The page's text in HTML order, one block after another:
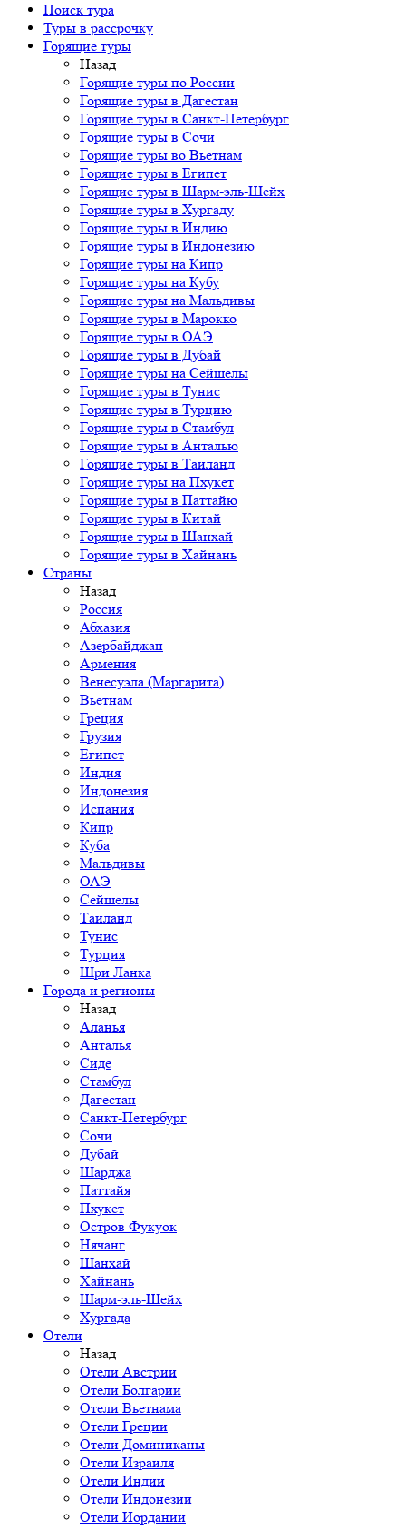
Поиск тура
Туры в рассрочку
Горящие туры
Назад
Горящие туры по России
Горящие туры в Дагестан
Горящие туры в Санкт-Петербург
Горящие туры в Сочи
Горящие туры во Вьетнам
Горящие туры в Египет
Горящие туры в Шарм-эль-Шейх
Горящие туры в Хургаду
Горящие туры в Индию
Горящие туры в Индонезию
Горящие туры на Кипр
Горящие туры на Кубу
Горящие туры на Мальдивы
Горящие туры в Марокко
Горящие туры в ОАЭ
Горящие туры в Дубай
Горящие туры на Сейшелы
Горящие туры в Тунис
Горящие туры в Турцию
Горящие туры в Стамбул
Горящие туры в Анталью
Горящие туры в Таиланд
Горящие туры на Пхукет
Горящие туры в Паттайю
Горящие туры в Китай
Горящие туры в Шанхай
Горящие туры в Хайнань
Страны
Назад
Россия
Абхазия
Азербайджан
Армения
Венесуэла (Маргарита)
Вьетнам
Греция
Грузия
Египет
Индия
Индонезия
Испания
Кипр
Куба
Мальдивы
ОАЭ
Сейшелы
Таиланд
Тунис
Турция
Шри Ланка
Города и регионы
Назад
Аланья
Анталья
Сиде
Стамбул
Дагестан
Санкт-Петербург
Сочи
Дубай
Шарджа
Паттайя
Пхукет
Остров Фукуок
Нячанг
Шанхай
Хайнань
Шарм-эль-Шейх
Хургада
Отели
Назад
Отели Австрии
Отели Болгарии
Отели Вьетнама
Отели Греции
Отели Доминиканы
Отели Израиля
Отели Индии
Отели Индонезии
Отели Иордании